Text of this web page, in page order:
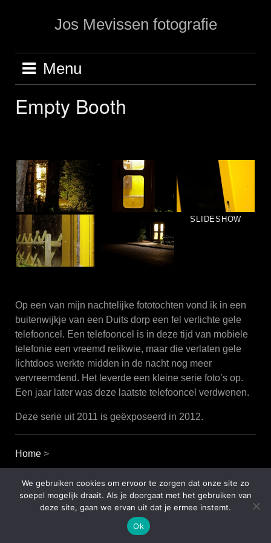
Jos Mevissen fotografie
Menu
Empty Booth
SLIDESHOW
Op een van mijn nachtelijke fototochten vond ik in een
buitenwijkje van een Duits dorp een fel verlichte gele
telefooncel. Een telefooncel is in deze tijd van mobiele
telefonie een vreemd relikwie, maar die verlaten gele
lichtdoos werkte midden in de nacht nog meer
vervreemdend. Het leverde een kleine serie foto’s op.
Een jaar later was deze laatste telefooncel verdwenen.
Deze serie uit 2011 is geëxposeerd in 2012.
Home >
We gebruiken cookies om ervoor te zorgen dat onze site zo
soepel mogelijk draait. Als je doorgaat met het gebruiken van
deze site, gaan we ervan uit dat je ermee instemt.
Ok